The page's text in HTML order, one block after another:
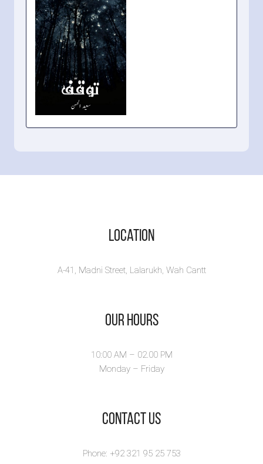
توقّف -
Reflective
Location
A-41, Madni Street, Lalarukh, Wah Cantt
Our Hours
10:00 AM – 02.00 PM
Monday – Friday
​Contact Us
Phone: +92 321 95 25 753